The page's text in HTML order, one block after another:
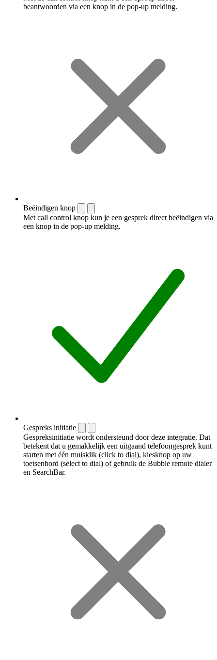
beantwoorden via een knop in de pop-up melding.
Beëindigen knop
Met call control knop kun je een gesprek direct beëindigen via
een knop in de pop-up melding.
Gespreks initiatie
Gespreksinitiatie wordt ondersteund door deze integratie. Dat
betekent dat u gemakkelijk een uitgaand telefoongesprek kunt
starten met één muisklik (click to dial), kiesknop op uw
toetsenbord (select to dial) of gebruik de Bubble remote dialer
en SearchBar.